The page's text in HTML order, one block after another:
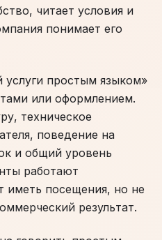
читает условия и
понимает его
простым языком»
или оформлением.
техническое
поведение на
и общий уровень
работают
иметь посещения, но не
результат.